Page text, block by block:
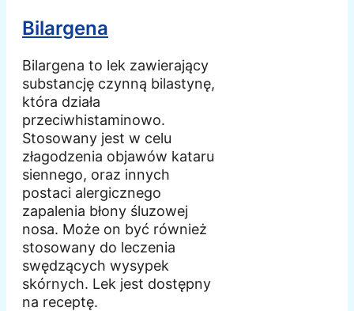
Bilargena
Bilargena to lek zawierający
substancję czynną bilastynę,
która działa
przeciwhistaminowo.
Stosowany jest w celu
złagodzenia objawów kataru
siennego, oraz innych
postaci alergicznego
zapalenia błony śluzowej
nosa. Może on być również
stosowany do leczenia
swędzących wysypek
skórnych. Lek jest dostępny
na receptę.